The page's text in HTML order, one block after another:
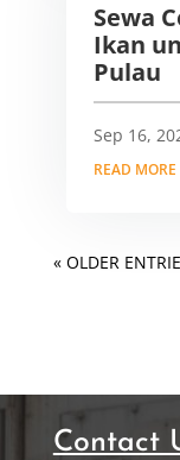
Sewa
Ikan
Pulau
Sep 16,
READ MORE
« OLDER
Contact